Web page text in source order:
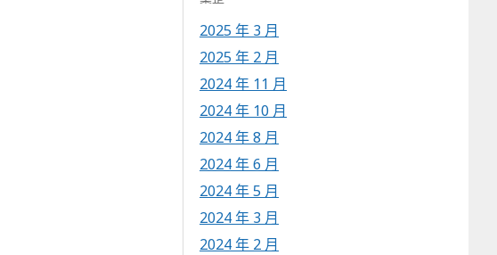
2025 年 3 月
2025 年 2 月
2024 年 11 月
2024 年 10 月
2024 年 8 月
2024 年 6 月
2024 年 5 月
2024 年 3 月
2024 年 2 月